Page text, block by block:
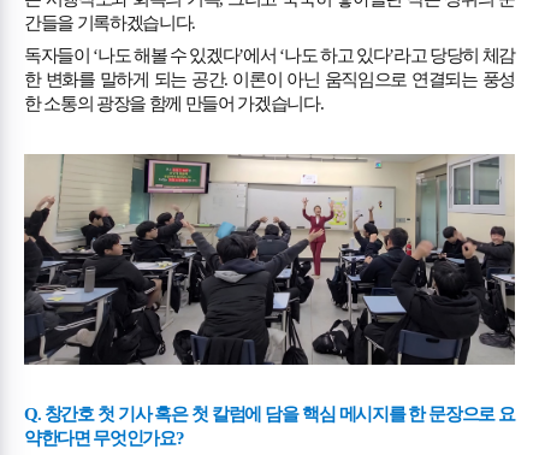
간들을 기록하겠습니다.
독자들이 ‘나도 해볼 수 있겠다’에서 ‘나도 하고 있다’라고 당당히 체감
한 변화를 말하게 되는 공간. 이론이 아닌 움직임으로 연결되는 풍성
한 소통의 광장을 함께 만들어 가겠습니다.
Q. 창간호 첫 기사 혹은 첫 칼럼에 담을 핵심 메시지를 한 문장으로 요
약한다면 무엇인가요?